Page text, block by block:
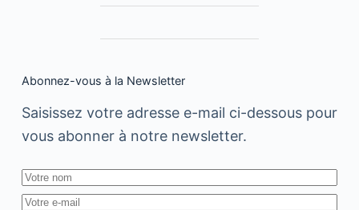
Abonnez-vous à la Newsletter
Saisissez votre adresse e-mail ci-dessous pour
vous abonner à notre newsletter.